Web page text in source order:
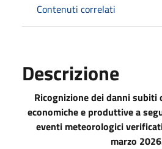
Contenuti correlati
Descrizione
Ricognizione dei danni
economiche e produttive a
eventi meteorologici
marzo